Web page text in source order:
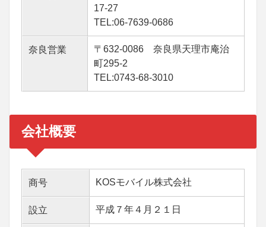
17-27
TEL:06-7639-0686
奈良営業
〒632-0086 奈良県天理市庵治
町295-2
TEL:0743-68-3010
会社概要
商号 KOSモバイル株式会社
設立 平成７年４月２１日